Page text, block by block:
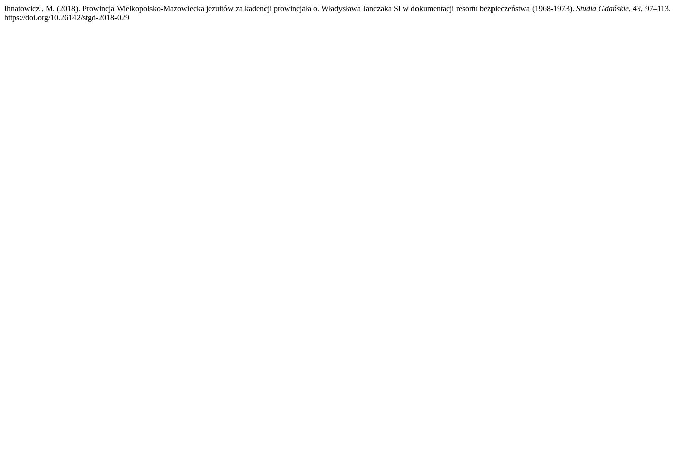
Ihnatowicz , M. (2018). Prowincja Wielkopolsko-Mazowiecka jezuitów za kadencji prowincjała o. Władysława Janczaka SI w dokumentacji resortu bezpieczeństwa (1968-1973). Studia Gdańskie, 43, 97–113.
https://doi.org/10.26142/stgd-2018-029